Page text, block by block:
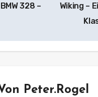
328 –
Wiking –
Peter.Rogel